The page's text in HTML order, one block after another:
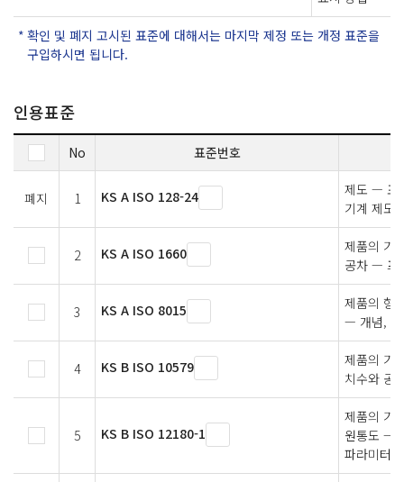
확인 및 폐지 고시된 표준에 대해서는 마지막 제정 또는 개정 표준을
구입하시면 됩니다.
인용표준
No 표준번호
폐지 1 KS A ISO 128-24
제도 — 표
기계 제도
2 KS A ISO 1660
제품의 기
공차 — 프
3 KS A ISO 8015
제품의 형
— 개념, 원
4 KS B ISO 10579
제품의 기
치수와 공
5 KS B ISO 12180-1
제품의 기
원통도 —
파라미터